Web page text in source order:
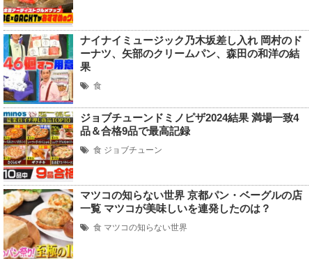
ナイナイミュージック乃木坂差し入れ 岡村のド
ーナツ、矢部のクリームパン、森田の和洋の結
果
食
ジョブチューンドミノピザ2024結果 満場一致4
品＆合格9品で最高記録
食 ジョブチューン
マツコの知らない世界 京都パン・ベーグルの店
一覧 マツコが美味しいを連発したのは？
食 マツコの知らない世界